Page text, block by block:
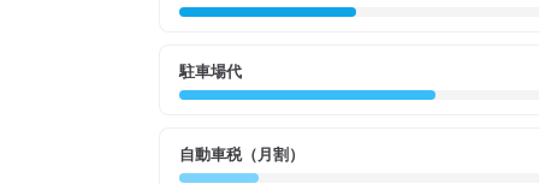
駐車場代
自動車税（月割）